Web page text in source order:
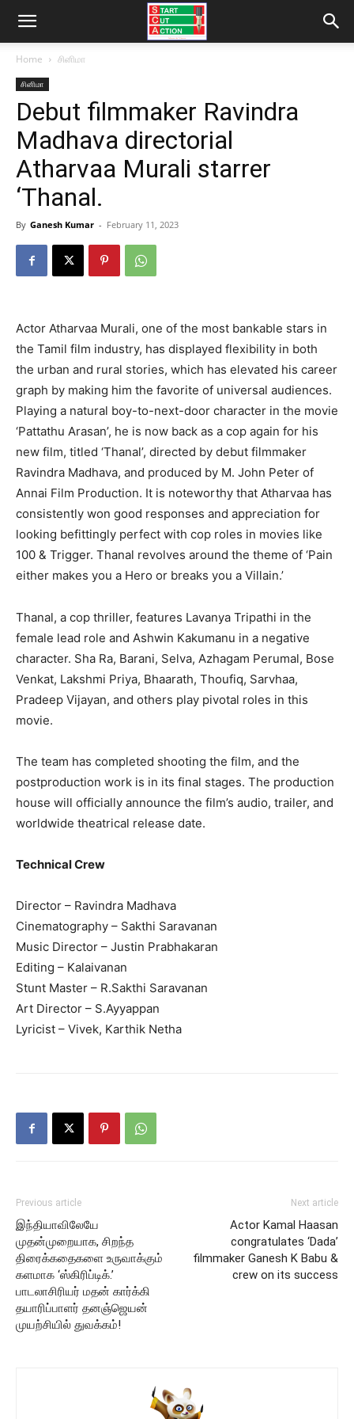
Home சினிமா
சினிமா
Debut filmmaker Ravindra
Madhava directorial
Atharvaa Murali starrer
‘Thanal.
By Ganesh Kumar - February 11, 2023
Actor Atharvaa Murali, one of the most bankable stars in
the Tamil film industry, has displayed flexibility in both
the urban and rural stories, which has elevated his career
graph by making him the favorite of universal audiences.
Playing a natural boy-to-next-door character in the movie
‘Pattathu Arasan’, he is now back as a cop again for his
new film, titled ‘Thanal’, directed by debut filmmaker
Ravindra Madhava, and produced by M. John Peter of
Annai Film Production. It is noteworthy that Atharvaa has
consistently won good responses and appreciation for
looking befittingly perfect with cop roles in movies like
100 & Trigger. Thanal revolves around the theme of ‘Pain
either makes you a Hero or breaks you a Villain.’
Thanal, a cop thriller, features Lavanya Tripathi in the
female lead role and Ashwin Kakumanu in a negative
character. Sha Ra, Barani, Selva, Azhagam Perumal, Bose
Venkat, Lakshmi Priya, Bhaarath, Thoufiq, Sarvhaa,
Pradeep Vijayan, and others play pivotal roles in this
movie.
The team has completed shooting the film, and the
postproduction work is in its final stages. The production
house will officially announce the film’s audio, trailer, and
worldwide theatrical release date.
Technical Crew
Director – Ravindra Madhava
Cinematography – Sakthi Saravanan
Music Director – Justin Prabhakaran
Editing – Kalaivanan
Stunt Master – R.Sakthi Saravanan
Art Director – S.Ayyappan
Lyricist – Vivek, Karthik Netha
Previous article
இந்தியாவிலேயே
முதன்முறையாக, சிறந்த
திரைக்கதைகளை உருவாக்கும்
களமாக ‘ஸ்கிரிப்டிக்.’
பாடலாசிரியர் மதன் கார்க்கி
தயாரிப்பாளர் தனஞ்ஜெயன்
முயற்சியில் துவக்கம்!
Next article
Actor Kamal Haasan
congratulates ‘Dada’
filmmaker Ganesh K Babu &
crew on its success